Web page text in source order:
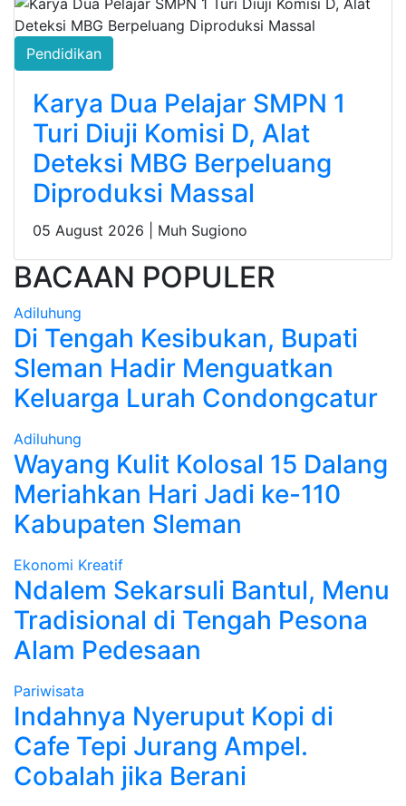
Pendidikan
Karya Dua Pelajar SMPN 1
Turi Diuji Komisi D, Alat
Deteksi MBG Berpeluang
Diproduksi Massal
05 August 2026 | Muh Sugiono
BACAAN POPULER
Adiluhung
Di Tengah Kesibukan, Bupati
Sleman Hadir Menguatkan
Keluarga Lurah Condongcatur
Adiluhung
Wayang Kulit Kolosal 15 Dalang
Meriahkan Hari Jadi ke-110
Kabupaten Sleman
Ekonomi Kreatif
Ndalem Sekarsuli Bantul, Menu
Tradisional di Tengah Pesona
Alam Pedesaan
Pariwisata
Indahnya Nyeruput Kopi di
Cafe Tepi Jurang Ampel.
Cobalah jika Berani